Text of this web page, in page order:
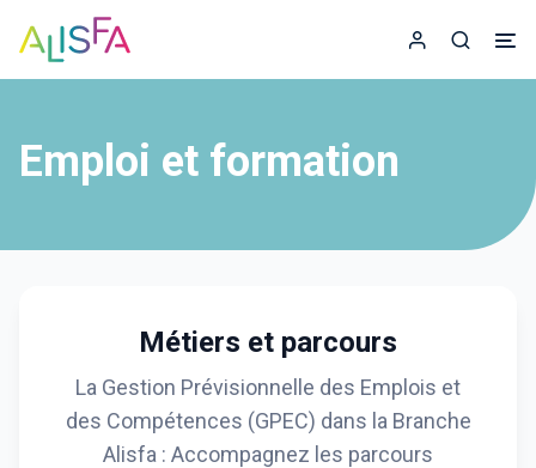
Accueil
Espace
Emploi et formation
Métiers et parcours
La Gestion Prévisionnelle des Emplois et
des Compétences (GPEC) dans la Branche
Alisfa : Accompagnez les parcours